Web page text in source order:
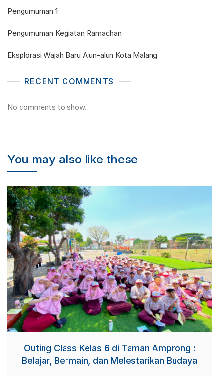
Pengumuman 1
Pengumuman Kegiatan Ramadhan
Eksplorasi Wajah Baru Alun-alun Kota Malang
RECENT COMMENTS
No comments to show.
You may also like these
Outing Class Kelas 6 di Taman Amprong :
Belajar, Bermain, dan Melestarikan Budaya